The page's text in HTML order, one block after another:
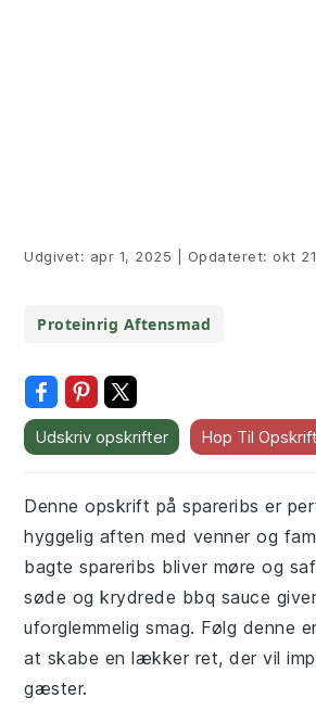
Udgivet: apr 1, 2025 Opdateret: okt
Proteinrig Aftensmad
Udskriv opskrifter Hop Til Opskrift
Denne opskrift på spareribs er
hyggelig aften med venner og
bagte spareribs bliver møre og
søde og krydrede bbq sauce
uforglemmelig smag. Følg denne
at skabe en lækker ret, der vil
gæster.